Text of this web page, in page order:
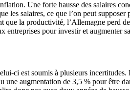
Une forte hausse des salaires
salaires, ce que l’on peut
la productivité, l’Allemagne perd
pour investir et augmenter
ci est soumis à plusieurs
augmentation de 3,5 % pour être